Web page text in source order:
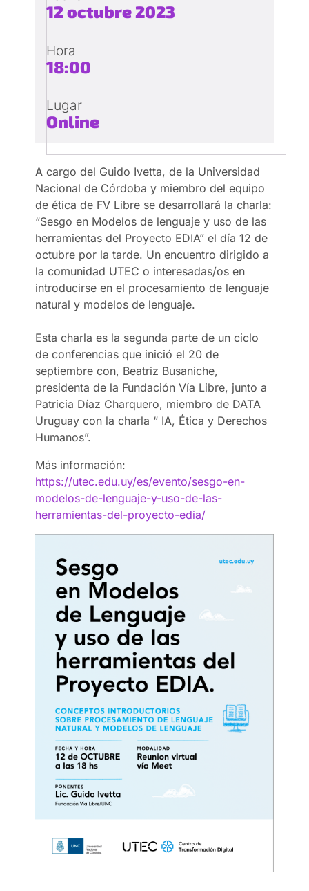
12 octubre 2023
Hora
18:00
Lugar
Online
A cargo del Guido Ivetta, de la Universidad
Nacional de Córdoba y miembro del equipo
de ética de FV Libre se desarrollará la charla:
“Sesgo en Modelos de lenguaje y uso de las
herramientas del Proyecto EDIA” el día 12 de
octubre por la tarde. Un encuentro dirigido a
la comunidad UTEC o interesadas/os en
introducirse en el procesamiento de lenguaje
natural y modelos de lenguaje.
Esta charla es la segunda parte de un ciclo
de conferencias que inició el 20 de
septiembre con, Beatriz Busaniche,
presidenta de la Fundación Vía Libre, junto a
Patricia Díaz Charquero, miembro de DATA
Uruguay con la charla “ IA, Ética y Derechos
Humanos”.
Más información:
https://utec.edu.uy/es/evento/sesgo-en-
modelos-de-lenguaje-y-uso-de-las-
herramientas-del-proyecto-edia/